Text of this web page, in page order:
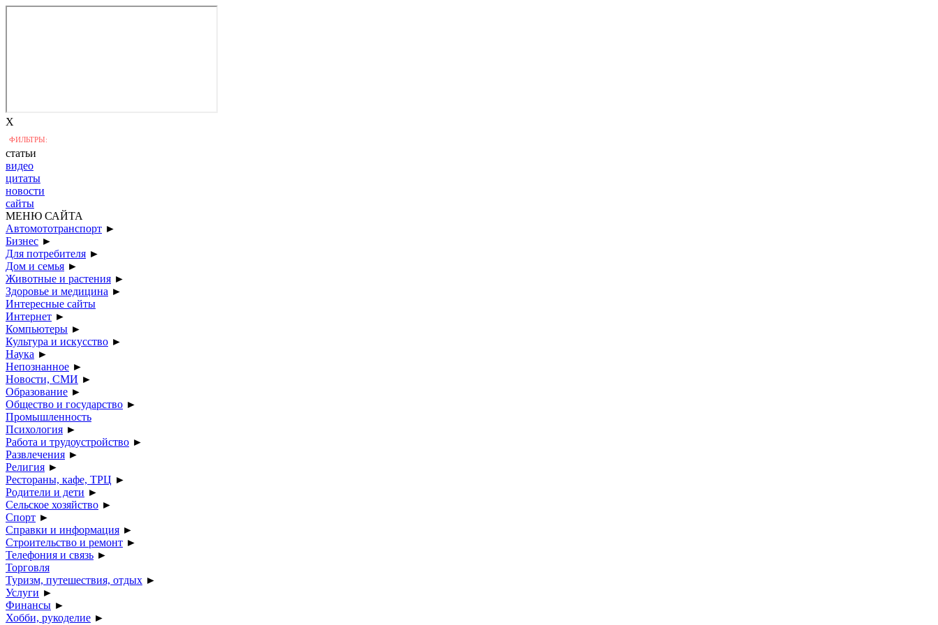
X
ФИЛЬТРЫ:
статьи
видео
цитаты
новости
сайты
МЕНЮ САЙТА
Автомототранспорт ►
Бизнес ►
Для потребителя ►
Дом и семья ►
Животные и растения ►
Здоровье и медицина ►
Интересные сайты
Интернет ►
Компьютеры ►
Культура и искусство ►
Наука ►
Непознанное ►
Новости, СМИ ►
Образование ►
Общество и государство ►
Промышленность
Психология ►
Работа и трудоустройство ►
Развлечения ►
Религия ►
Рестораны, кафе, ТРЦ ►
Родители и дети ►
Сельское хозяйство ►
Спорт ►
Справки и информация ►
Строительство и ремонт ►
Телефония и связь ►
Торговля
Туризм, путешествия, отдых ►
Услуги ►
Финансы ►
Хобби, рукоделие ►